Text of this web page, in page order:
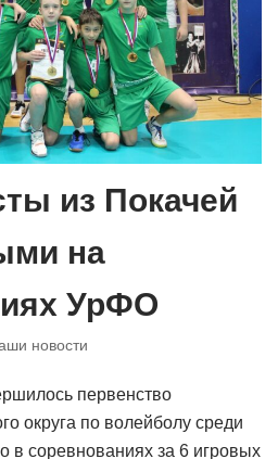
из Покачей
на
УрФО
новости
первенство
округа по волейболу среди
в соревнованиях за 6 игровых